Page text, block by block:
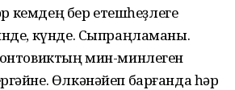
кемдең бер етешһеҙлеге
күнде. Сыпраңламаны.
мин-минлеген
Ɵлкəнəйеп барғанда һəр